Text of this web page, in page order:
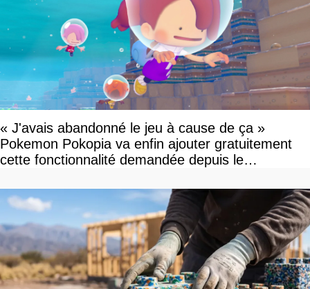
« J'avais abandonné le jeu à cause de ça »
Pokemon Pokopia va enfin ajouter gratuitement
cette fonctionnalité demandée depuis le